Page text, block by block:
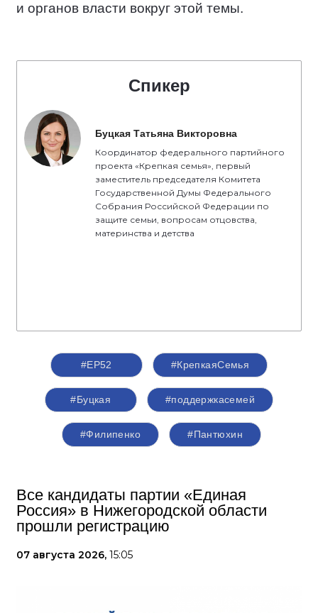
и органов власти вокруг этой темы.
Спикер
Буцкая Татьяна Викторовна
Координатор федерального партийного
проекта «Крепкая семья», первый
заместитель председателя Комитета
Государственной Думы Федерального
Собрания Российской Федерации по
защите семьи, вопросам отцовства,
материнства и детства
#ЕР52 #КрепкаяСемья
#Буцкая #поддержкасемей
#Филипенко #Пантюхин
Все кандидаты партии «Единая
Россия» в Нижегородской области
прошли регистрацию
07 августа 2026, 15:05